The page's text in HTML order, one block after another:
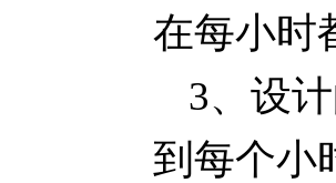
在每小时
3、设
到每个小